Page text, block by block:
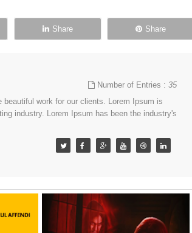
Share Share
Number of Entries :35
work for our clients. Lorem Ipsum is
industry. Lorem Ipsum has been the industry's